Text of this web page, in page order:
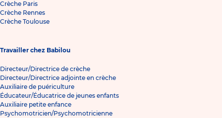
Crèche Paris
Crèche Rennes
Crèche Toulouse
Travailler chez Babilou
Directeur/Directrice de crèche
Directeur/Directrice adjointe en crèche
Auxiliaire de puériculture
Éducateur/Éducatrice de jeunes enfants
Auxiliaire petite enfance
Psychomotricien/Psychomotricienne